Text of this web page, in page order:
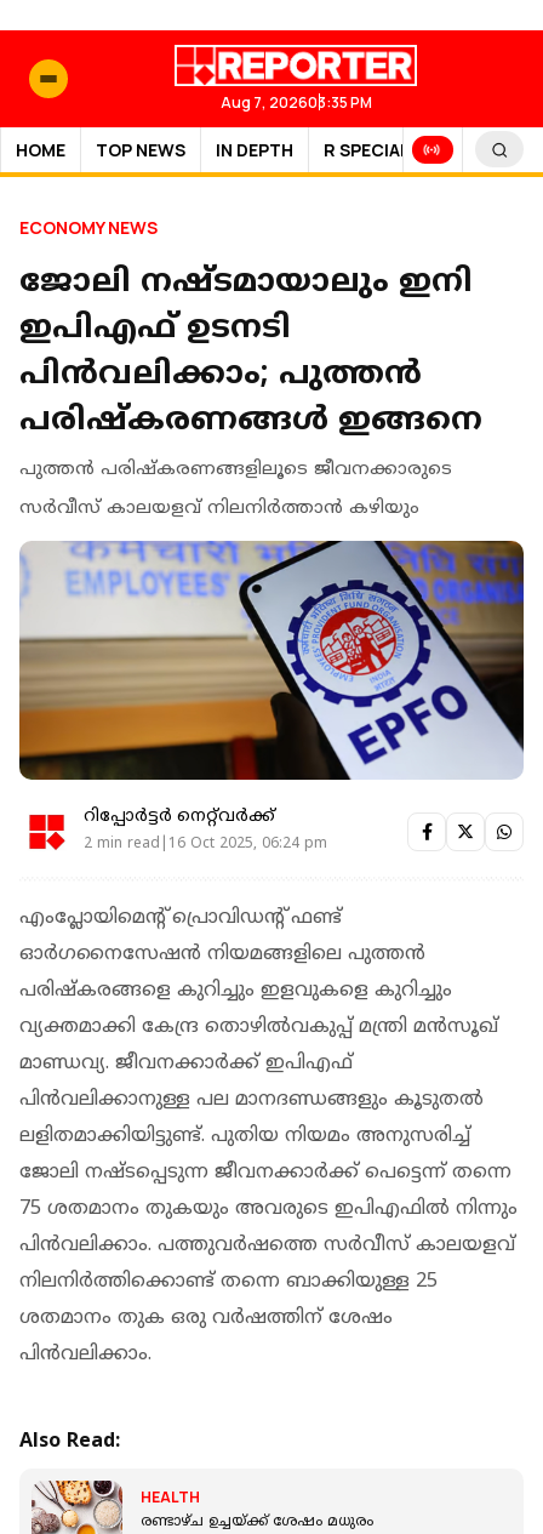
Aug 7, 202603:35 PM
HOME TOP NEWS IN DEPTH R SPECIAL SPORTS
ECONOMY NEWS
ജോലി നഷ്ടമായാലും ഇനി
ഇപിഎഫ് ഉടനടി
പിൻവലിക്കാം; പുത്തൻ
പരിഷ്‌കരണങ്ങൾ ഇങ്ങനെ
പുത്തൻ പരിഷ്‌കരണങ്ങളിലൂടെ ജീവനക്കാരുടെ
സർവീസ് കാലയളവ് നിലനിർത്താൻ കഴിയും
റിപ്പോർട്ടർ നെറ്റ്‌വര്‍ക്ക്‌
2 min read|16 Oct 2025, 06:24 pm
എംപ്ലോയിമെൻ്റ് പ്രൊവിഡന്റ് ഫണ്ട്
ഓർഗനൈസേഷൻ നിയമങ്ങളിലെ പുത്തന്‍
പരിഷ്കരങ്ങളെ കുറിച്ചും ഇളവുകളെ കുറിച്ചും
വ്യക്തമാക്കി കേന്ദ്ര തൊഴിൽവകുപ്പ് മന്ത്രി മൻസൂഖ്
മാണ്ഡവ്യ. ജീവനക്കാർക്ക് ഇപിഎഫ്
പിൻവലിക്കാനുള്ള പല മാനദണ്ഡങ്ങളും കൂടുതൽ
ലളിതമാക്കിയിട്ടുണ്ട്. പുതിയ നിയമം അനുസരിച്ച്
ജോലി നഷ്ടപ്പെടുന്ന ജീവനക്കാർക്ക് പെട്ടെന്ന് തന്നെ
75 ശതമാനം തുകയും അവരുടെ ഇപിഎഫിൽ നിന്നും
പിൻവലിക്കാം. പത്തുവർഷത്തെ സർവീസ് കാലയളവ്
നിലനിർത്തിക്കൊണ്ട് തന്നെ ബാക്കിയുള്ള 25
ശതമാനം തുക ഒരു വർഷത്തിന് ശേഷം
പിൻവലിക്കാം.
Also Read:
HEALTH
രണ്ടാഴ്ച ഉച്ചയ്ക്ക് ശേഷം മധുരം